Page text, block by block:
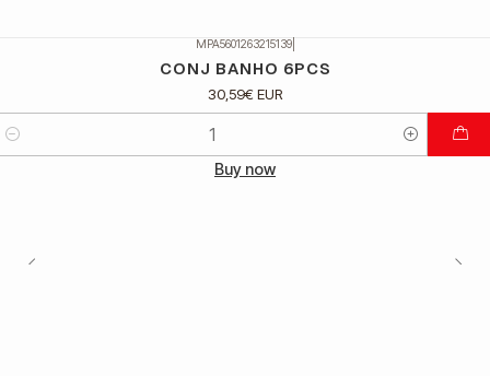
MPA5601263215139|
CONJ BANHO 6PCS
30,59€ EUR
Buy now